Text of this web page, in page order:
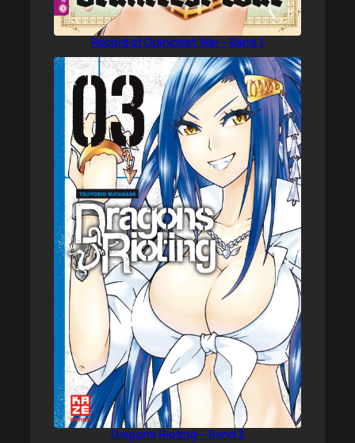
Record of Grancrest War – Band 1
Dragons Rioting – Band 3